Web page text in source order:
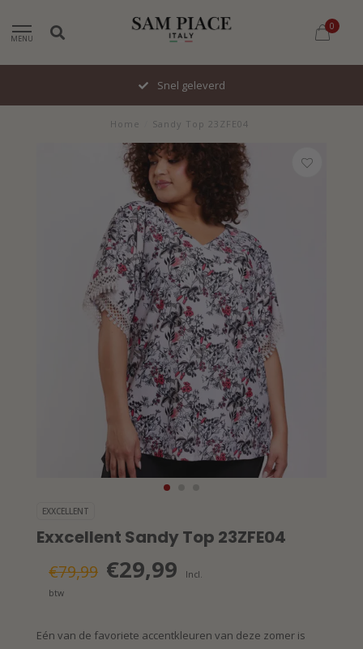
MENU
0
Snel geleverd
Home Sandy Top 23ZFE04
EXXCELLENT
Exxcellent Sandy Top 23ZFE04
€79,99 €29,99
Incl.
btw
Eén van de favoriete accentkleuren van deze zomer is